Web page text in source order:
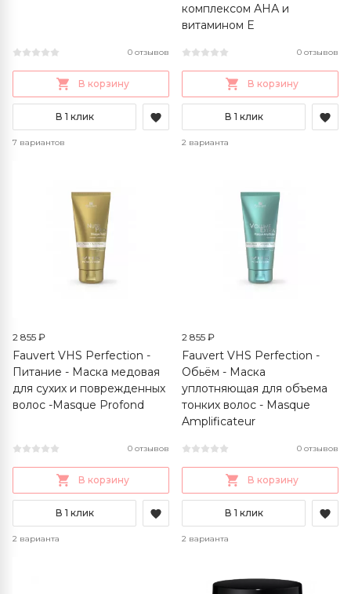
0 отзывов
В корзину
В 1 клик
7 вариантов
комплексом АНА и
витамином Е
0 отзывов
В корзину
В 1 клик
2 варианта
2 855 ₽
Fauvert VHS Perfection -
Питание - Маска медовая
для сухих и поврежденных
волос -Masque Profond
0 отзывов
В корзину
В 1 клик
2 варианта
2 855 ₽
Fauvert VHS Perfection -
Обьём - Маска
уплотняющая для объема
тонких волос - Masque
Amplificateur
0 отзывов
В корзину
В 1 клик
2 варианта